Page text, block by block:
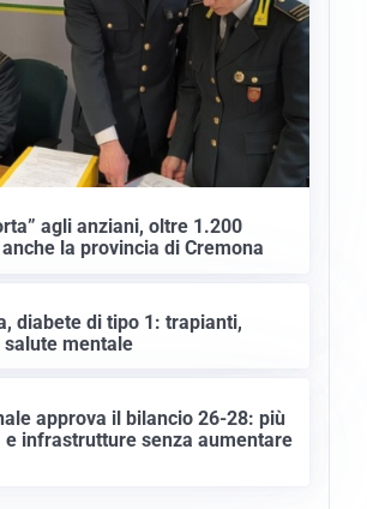
agli anziani, oltre 1.200
la provincia di Cremona
diabete di tipo 1: trapianti,
mentale
approva il bilancio 26-28: più
infrastrutture senza aumentare